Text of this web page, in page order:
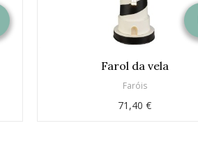
Farol da vela
Faróis
71,40 €